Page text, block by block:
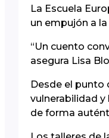
La Escuela
un empujón a
“Un cuento
asegura Lisa
Desde el punto
vulnerabilidad y
de forma